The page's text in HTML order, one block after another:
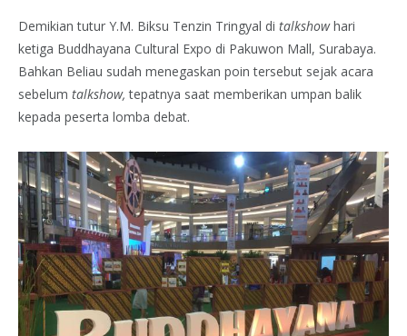
Demikian tutur Y.M. Biksu Tenzin Tringyal di talkshowhari
ketiga Buddhayana Cultural Expo di Pakuwon Mall, Surabaya.
Bahkan Beliau sudah menegaskan poin tersebut sejak acara
sebelum talkshow,tepatnya saat memberikan umpan balik
kepada peserta lomba debat.